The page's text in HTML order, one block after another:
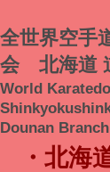
全世界空手
会 北海道
World
Dounan Branch
・北海